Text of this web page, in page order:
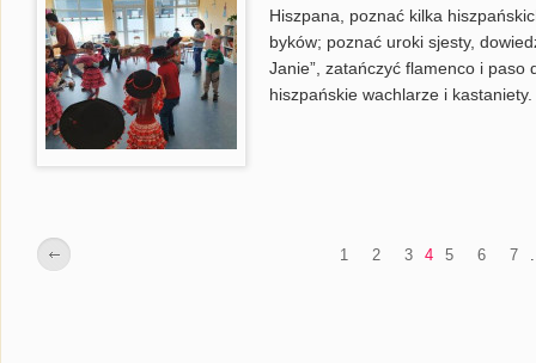
Hiszpana, poznać kilka
byków; poznać uroki sjesty,
Janie”, zatańczyć flamenco i
hiszpańskie wachlarze i kastaniety.
1 2 3 4 5 6 7